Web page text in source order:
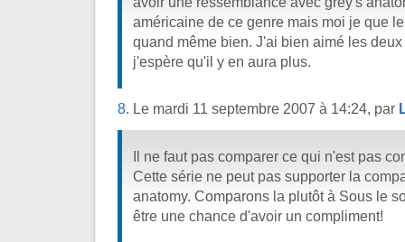
américaine de ce genre mais moi je que
quand même bien. J'ai bien aimé les
j'espère qu'il y en aura plus.
8. Le mardi 11 septembre 2007 à 14:24, par
Il ne faut pas comparer ce qui n'est pas
Cette série ne peut pas supporter la
anatomy. Comparons la plutôt à Sous le
être une chance d'avoir un compliment!